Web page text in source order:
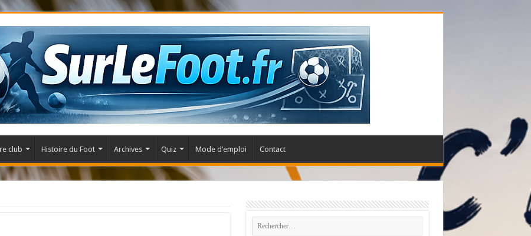
club Histoire du Foot Archives Quiz Mode d’emploi Contact